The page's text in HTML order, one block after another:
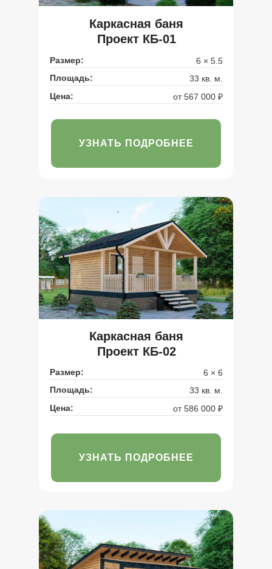
Каркасная баня
Проект КБ-01
Размер:
6 × 5.5
Площадь:
33 кв. м.
Цена:
от 567 000 ₽
УЗНАТЬ ПОДРОБНЕЕ
Каркасная баня
Проект КБ-02
Размер:
6 × 6
Площадь:
33 кв. м.
Цена:
от 586 000 ₽
УЗНАТЬ ПОДРОБНЕЕ